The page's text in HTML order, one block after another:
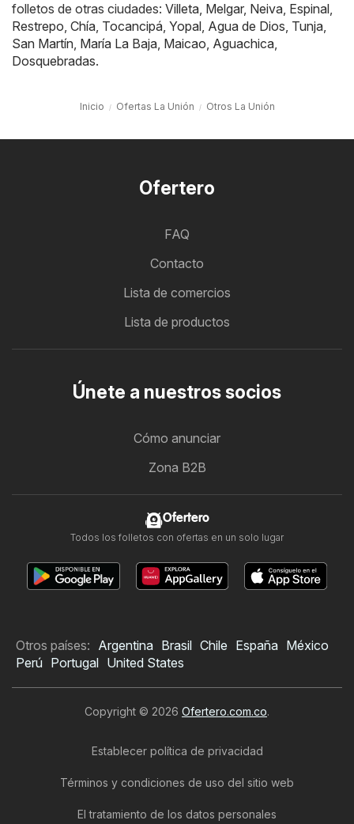
folletos de otras ciudades: Villeta, Melgar, Neiva, Espinal,
Restrepo, Chía, Tocancipá, Yopal, Agua de Dios, Tunja,
San Martín, María La Baja, Maicao, Aguachica,
Dosquebradas.
Inicio Ofertas La Unión Otros La Unión
Ofertero
FAQ
Contacto
Lista de comercios
Lista de productos
Únete a nuestros socios
Cómo anunciar
Zona B2B
Ofertero
Todos los folletos con ofertas en un solo lugar
Otros países: Argentina Brasil Chile España México
Perú Portugal United States
Copyright © 2026 Ofertero.com.co.
Establecer política de privacidad
Términos y condiciones de uso del sitio web
El tratamiento de los datos personales